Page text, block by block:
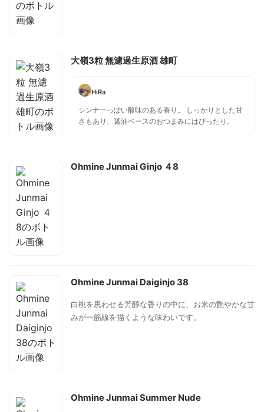
大嶺3粒 無濾過生原酒 雄町
HiRa
シンナーっぽい酸味のある香り。 しっかりとした甘
さもあり、醤油ベースのおつまみにはぴったり。
Ohmine Junmai Ginjo ４8
Ohmine Junmai Daiginjo 38
白桃を思わせる芳醇な香りの中に、お米の艶やかな甘
みが一筋線を描くような味わいです。
Ohmine Junmai Summer Nude